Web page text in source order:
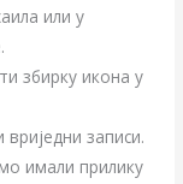
или у
збирку икона у
записи.
имали прилику